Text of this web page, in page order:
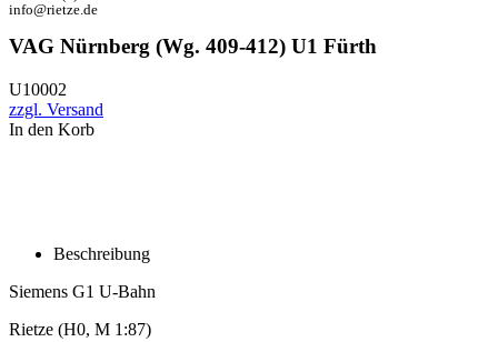
info@rietze.de
VAG Nürnberg (Wg. 409-412) U1 Fürth
U10002
zzgl. Versand
In den Korb
Beschreibung
Siemens G1 U-Bahn
Rietze (H0, M 1:87)